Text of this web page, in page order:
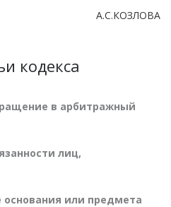
А.С.КОЗЛОВА
кодекса
в арбитражный
лиц,
основания или предмета